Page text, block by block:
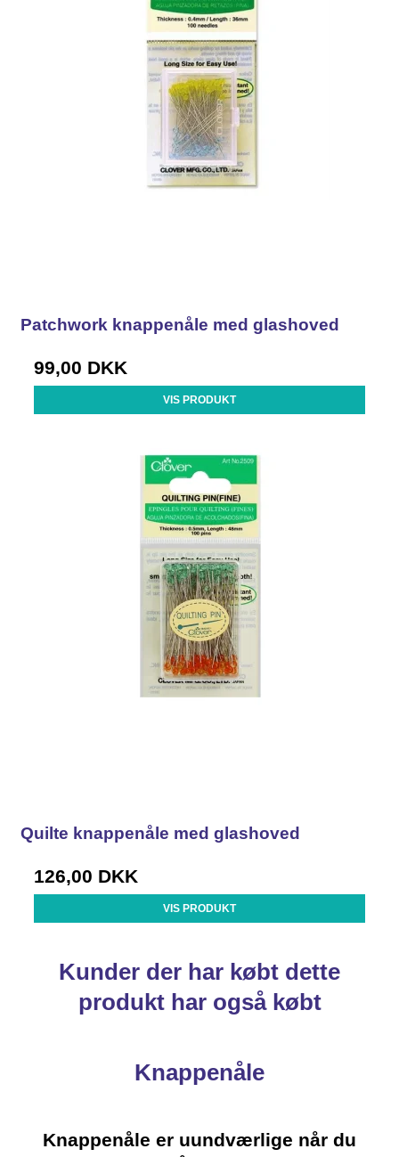
Patchwork knappenåle med glashoved
99,00 DKK
VIS PRODUKT
Quilte knappenåle med glashoved
126,00 DKK
VIS PRODUKT
Kunder der har købt dette
produkt har også købt
Knappenåle
Knappenåle er uundværlige når du